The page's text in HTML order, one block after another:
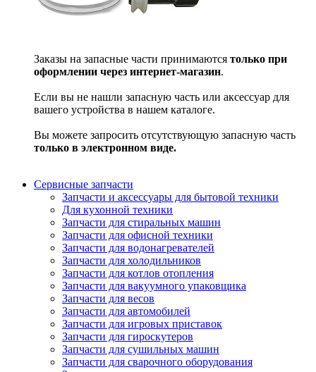
Заказы на запасные части принимаются только при
оформлении через интернет-магазин.
Если вы не нашли запасную часть или аксессуар для
вашего устройства в нашем каталоге.
Вы можете запросить отсутствующую запасную часть
только в электронном виде.
Сервисные запчасти
Запчасти и аксессуары для бытовой техники
Для кухонной техники
Запчасти для стиральных машин
Запчасти для офисной техники
Запчасти для водонагревателей
Запчасти для холодильников
Запчасти для котлов отопления
Запчасти для вакуумного упаковщика
Запчасти для весов
Запчасти для автомобилей
Запчасти для игровых приставок
Запчасти для гироскутеров
Запчасти для сушильных машин
Запчасти для сварочного оборудования